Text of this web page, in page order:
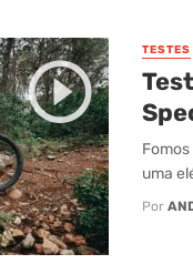
TESTES
uma
Por